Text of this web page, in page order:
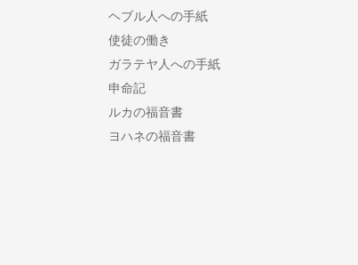
ヘブル人への手紙
使徒の働き
ガラテヤ人への手紙
申命記
ルカの福音書
ヨハネの福音書